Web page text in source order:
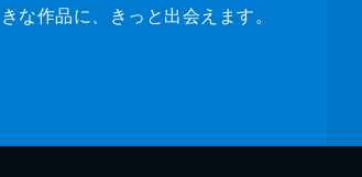
きな作品に、きっと出会えます。